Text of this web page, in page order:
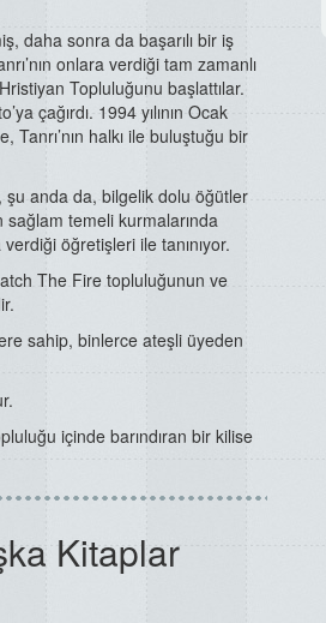
daha sonra da başarılı bir iş
onlara verdiği tam zamanlı
Topluluğunu başlattılar.
çağırdı. 1994 yılının Ocak
Tanrı’nın halkı ile buluştuğu bir
şu anda da, bilgelik dolu öğütler
temeli kurmalarında
öğretişleri ile tanınıyor.
The Fire topluluğunun ve
sahip, binlerce ateşli üyeden
içinde barındıran bir kilise
Kitaplar